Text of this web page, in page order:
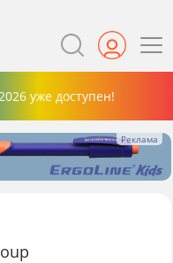
уже доступен!